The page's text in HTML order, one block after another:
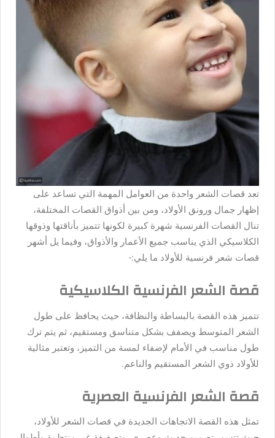
تعد قصات الشعر واحدة من العوامل المهمة التي تساعد على
إظهار جمال ورونق الأولاد، ومن بين أذواق القصات المختلفة،
تنال القصات الفرنسية شهرة كبيرة لكونها تتميز بأناقتها وذوقها
الكلاسيكي الذي يناسب جميع الأعمار والأذواق، وفيما يل أشهر
قصات شعر فرنسية للأولاد ما يلي:-
قصة الشعر الفرنسية الكلاسيكية
تتميز هذه القصة بالبساطة والنظافة، حيث يحافظ على طول
الشعر المتوسط ويصفف بشكل متناسق ومستقيم، ثم يتم ترك
طول مناسب في الأمام لإضفاء لمسة من التميز، وتعتبر مثالية
للأولاد ذوي الشعر المستقيم والناعم.
قصة الشعر الفرنسية العصرية
تمثل هذه القصة الاتجاهات الجديدة في قصات الشعر للأولاد،